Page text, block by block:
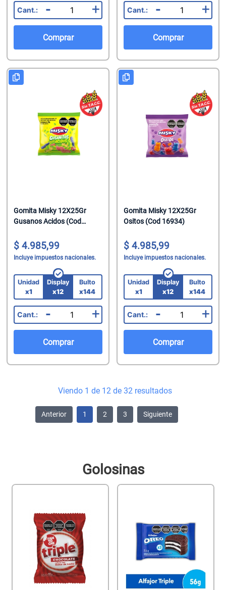
- +
Comprar
- +
Comprar
Gomita Misky 12X25Gr
Gusanos Acidos (Cod
4.985,99
Incluye impuestos nacionales.
Unidad
x1
Display
x12
Bulto
x144
- +
Comprar
Gomita Misky 12X25Gr
Ositos (Cod 16934)
4.985,99
Incluye impuestos nacionales.
Unidad
x1
Display
x12
Bulto
x144
- +
Comprar
Viendo 1 de 12 de 32 resultados
Anterior 1 2 3 Siguiente
Golosinas